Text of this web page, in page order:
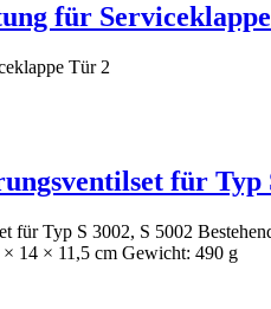
für
Tür 2
für Typ
für Typ S 3002, S 5002
14 × 11,5 cm Gewicht: 490 g